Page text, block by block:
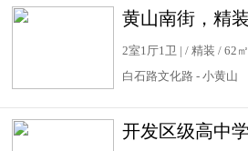
2室1厅1卫 | / 精装 / 62㎡
白石路文化路 - 小黄山